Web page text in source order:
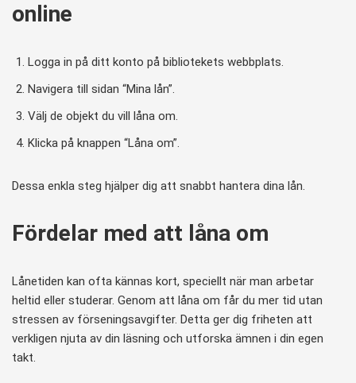
online
Logga in på ditt konto på bibliotekets webbplats.
Navigera till sidan “Mina lån”.
Välj de objekt du vill låna om.
Klicka på knappen “Låna om”.
Dessa enkla steg hjälper dig att snabbt hantera dina lån.
Fördelar med att låna om
Lånetiden kan ofta kännas kort, speciellt när man arbetar
heltid eller studerar. Genom att låna om får du mer tid utan
stressen av förseningsavgifter. Detta ger dig friheten att
verkligen njuta av din läsning och utforska ämnen i din egen
takt.